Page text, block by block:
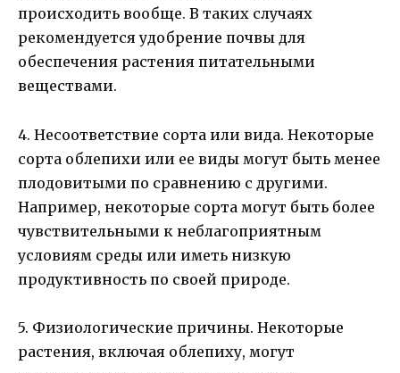
происходить вообще. В таких случаях
рекомендуется удобрение почвы для
обеспечения растения питательными
веществами.
4. Несоответствие сорта или вида. Некоторые
сорта облепихи или ее виды могут быть менее
плодовитыми по сравнению с другими.
Например, некоторые сорта могут быть более
чувствительными к неблагоприятным
условиям среды или иметь низкую
продуктивность по своей природе.
5. Физиологические причины. Некоторые
растения, включая облепиху, могут